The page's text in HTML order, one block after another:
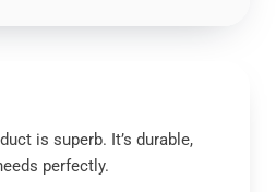
is superb. It’s durable,
perfectly.